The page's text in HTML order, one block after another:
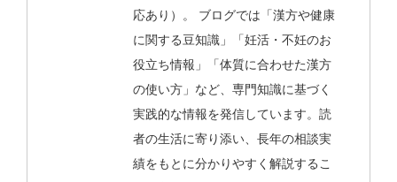
応あり）。 ブログでは「漢方や健康
に関する豆知識」「妊活・不妊のお
役立ち情報」「体質に合わせた漢方
の使い方」など、専門知識に基づく
実践的な情報を発信しています。読
者の生活に寄り添い、長年の相談実
績をもとに分かりやすく解説するこ